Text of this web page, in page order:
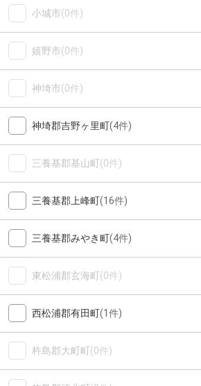
小城市(0件)
嬉野市(0件)
神埼市(0件)
神埼郡吉野ヶ里町(4件)
三養基郡基山町(0件)
三養基郡上峰町(16件)
三養基郡みやき町(4件)
東松浦郡玄海町(0件)
西松浦郡有田町(1件)
杵島郡大町町(0件)